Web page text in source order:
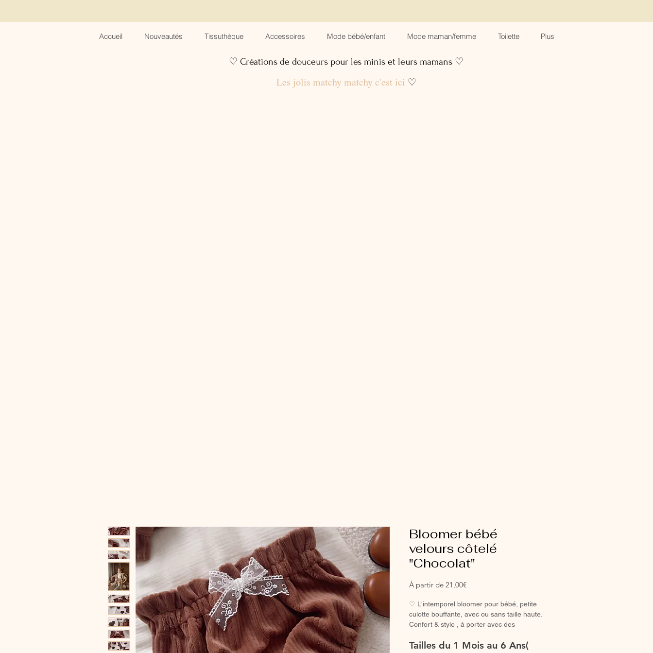
Accueil Nouveautés Tissuthèque Accessoires Mode bébé/enfant Mode maman/femme Toilette Plus
♡ Créations de douceurs pour les minis et leurs mamans ♡
Les jolis matchy matchy c'est ici ♡
Bloomer bébé
velours côtelé
"Chocolat"
À partir de 21,00€Prix
♡ L'intemporel bloomer pour bébé, petite
culotte bouffante, avec ou sans taille haute.
Confort & style , à porter avec des
♡ Petit Bloomer entièrement réalisé à la
Tailles du 1 Mois au 6 Ans(